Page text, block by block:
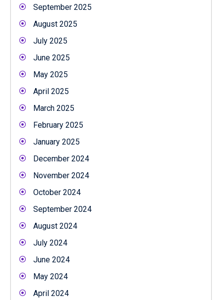
September 2025
August 2025
July 2025
June 2025
May 2025
April 2025
March 2025
February 2025
January 2025
December 2024
November 2024
October 2024
September 2024
August 2024
July 2024
June 2024
May 2024
April 2024